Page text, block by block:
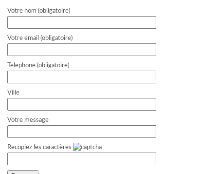
Votre nom (obligatoire)
Votre email (obligatoire)
Telephone (obligatoire)
Ville
Votre message
Recopiez les caractères